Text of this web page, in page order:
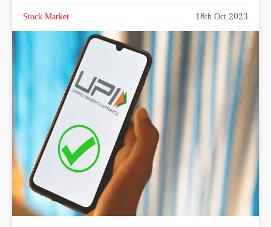
Stock Market 18th Oct 2023